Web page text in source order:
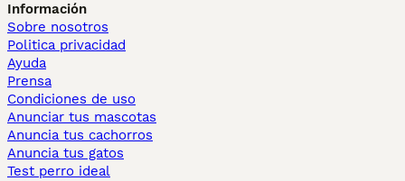
Información
Sobre nosotros
Politica privacidad
Ayuda
Prensa
Condiciones de uso
Anunciar tus mascotas
Anuncia tus cachorros
Anuncia tus gatos
Test perro ideal